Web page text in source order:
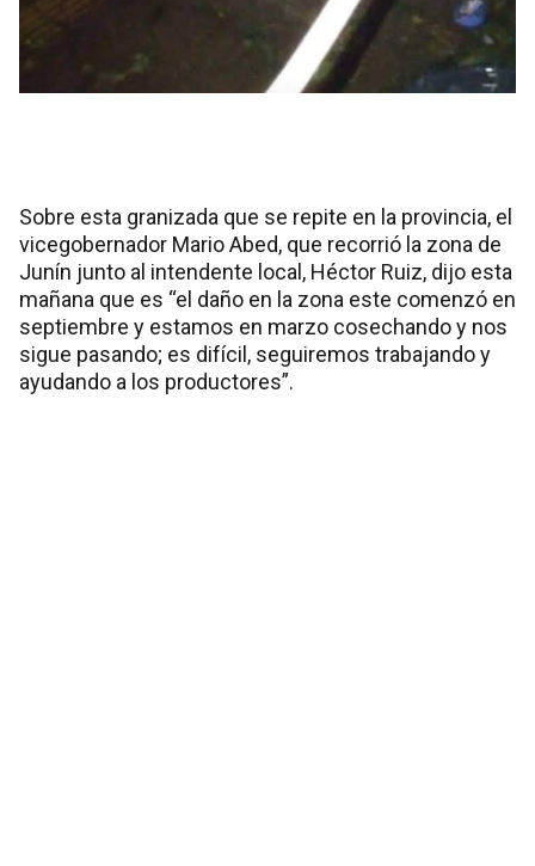
Sobre esta granizada que se repite en la provincia, el
vicegobernador Mario Abed, que recorrió la zona de
Junín junto al intendente local, Héctor Ruiz, dijo esta
mañana que es “el daño en la zona este comenzó en
septiembre y estamos en marzo cosechando y nos
sigue pasando; es difícil, seguiremos trabajando y
ayudando a los productores”.